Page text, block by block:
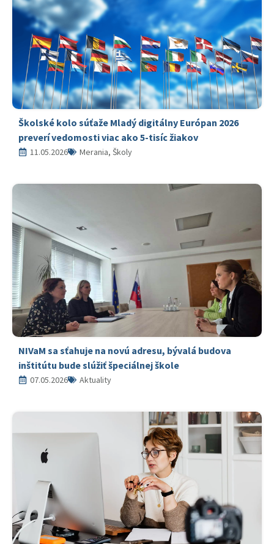
Školské kolo súťaže Mladý digitálny Európan 2026
preverí vedomosti viac ako 5-tisíc žiakov
11.05.2026 Merania, Školy
NIVaM sa sťahuje na novú adresu, bývalá budova
inštitútu bude slúžiť špeciálnej škole
07.05.2026 Aktuality